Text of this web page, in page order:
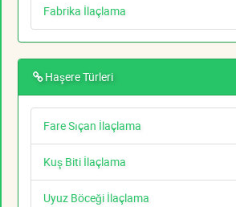
Fabrika İlaçlama
Haşere Türleri
Fare Sıçan İlaçlama
Kuş Biti İlaçlama
Uyuz Böceği İlaçlama